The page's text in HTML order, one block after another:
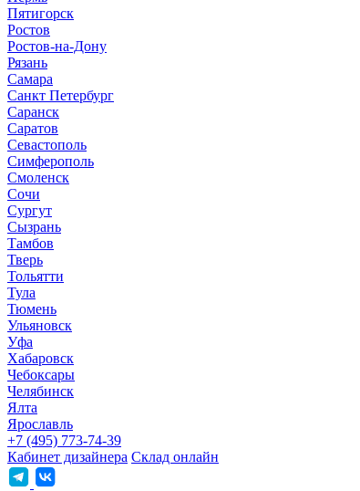
Пятигорск
Ростов
Ростов-на-Дону
Рязань
Самара
Санкт Петербург
Саранск
Саратов
Севастополь
Симферополь
Смоленск
Сочи
Сургут
Сызрань
Тамбов
Тверь
Тольятти
Тула
Тюмень
Ульяновск
Уфа
Хабаровск
Чебоксары
Челябинск
Ялта
Ярославль
+7 (495) 773-74-39
Кабинет дизайнера Склад онлайн